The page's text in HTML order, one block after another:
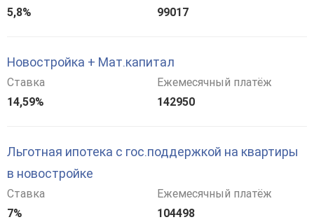
5,8%
99017
Новостройка + Мат.капитал
Ставка
14,59%
Ежемесячный платёж
142950
Льготная ипотека с гос.поддержкой на квартиры
в новостройке
Ставка
7%
Ежемесячный платёж
104498